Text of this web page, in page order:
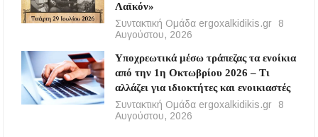
Λαϊκόν»
Συντακτική Ομάδα ergoxalkidikis.gr
8
Αυγούστου, 2026
Υποχρεωτικά μέσω τράπεζας τα ενοίκια
από την 1η Οκτωβρίου 2026 – Τι
αλλάζει για ιδιοκτήτες και ενοικιαστές
Συντακτική Ομάδα ergoxalkidikis.gr
8
Αυγούστου, 2026